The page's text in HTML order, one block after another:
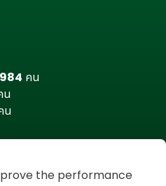
คน
น
น
the performance